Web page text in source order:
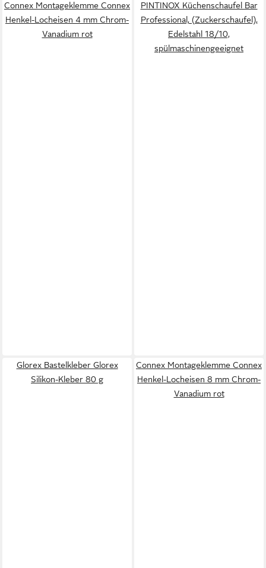
Connex Montageklemme Connex
Henkel-Locheisen 4 mm Chrom-
Vanadium rot
PINTINOX Küchenschaufel Bar
Professional, (Zuckerschaufel),
Edelstahl 18/10,
spülmaschinengeeignet
Glorex Bastelkleber Glorex
Silikon-Kleber 80 g
Connex Montageklemme Connex
Henkel-Locheisen 8 mm Chrom-
Vanadium rot